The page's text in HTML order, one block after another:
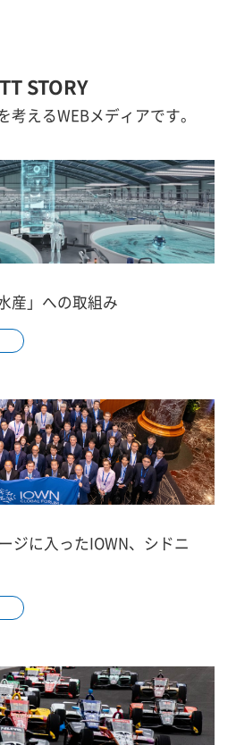
STORY
考えるWEBメディアです。
産」への取組み
ジに入ったIOWN、シドニ